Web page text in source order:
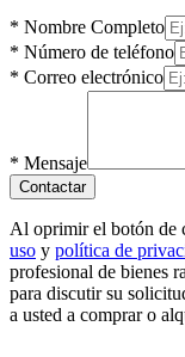
* Nombre Completo
* Número de teléfono
* Correo electrónico
* Mensaje
Contactar
Al oprimir el botón de
uso y política de
profesional de bienes
para discutir su
a usted a comprar o